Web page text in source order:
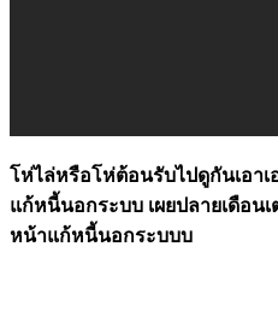
โห่ไล่หรือโห่ต้อนรับไปดูกันเอา
แก้หนี้นอกระบบ เผยปลายเดือน
หน้าแก้หนี้นอกระบบบ